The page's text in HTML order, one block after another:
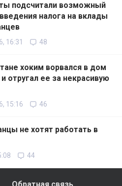
подсчитали возможный
налога на вклады
16:31 48
хоким ворвался в дом
отругал ее за некрасивую
15:16 46
не хотят работать в
44